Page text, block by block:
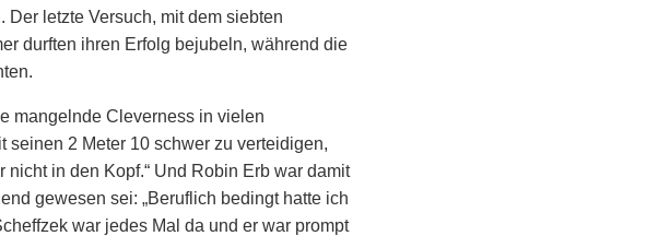
letzte Versuch, mit dem siebten
durften ihren Erfolg bejubeln, während die
mangelnde Cleverness in vielen
seinen 2 Meter 10 schwer zu verteidigen,
in den Kopf.“ Und Robin Erb war damit
gewesen sei: „Beruflich bedingt hatte ich
war jedes Mal da und er war prompt